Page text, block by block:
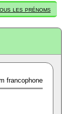
les prénoms
francophone